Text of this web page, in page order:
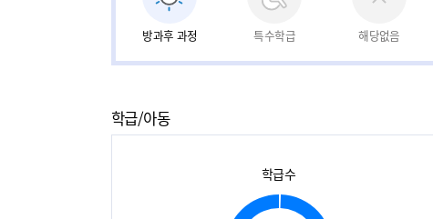
방과후 과정 특수학급 해당없음
학급/아동
학급수